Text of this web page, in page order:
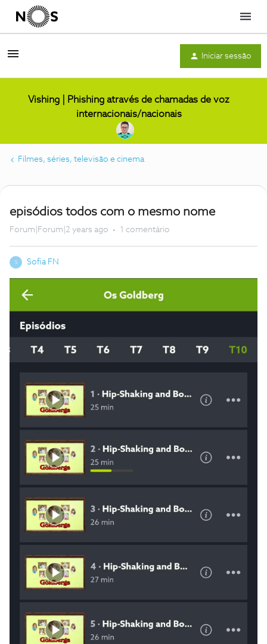
Menu
Iniciar sessão
Vishing | Phishing através de chamadas de voz
internacionais/nacionais
Filmes, séries, televisão e cinema
episódios todos com o mesmo nome
Forum|Forum|2 years ago 1 comentário
S Sofia FN